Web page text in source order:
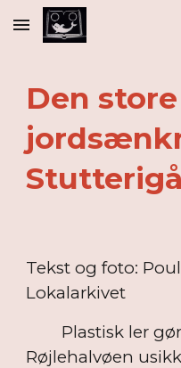
Skip to main content
Den store
Tekst og foto:
Lokalarkivet
Plastisk ler gør
Røjlehalvøen